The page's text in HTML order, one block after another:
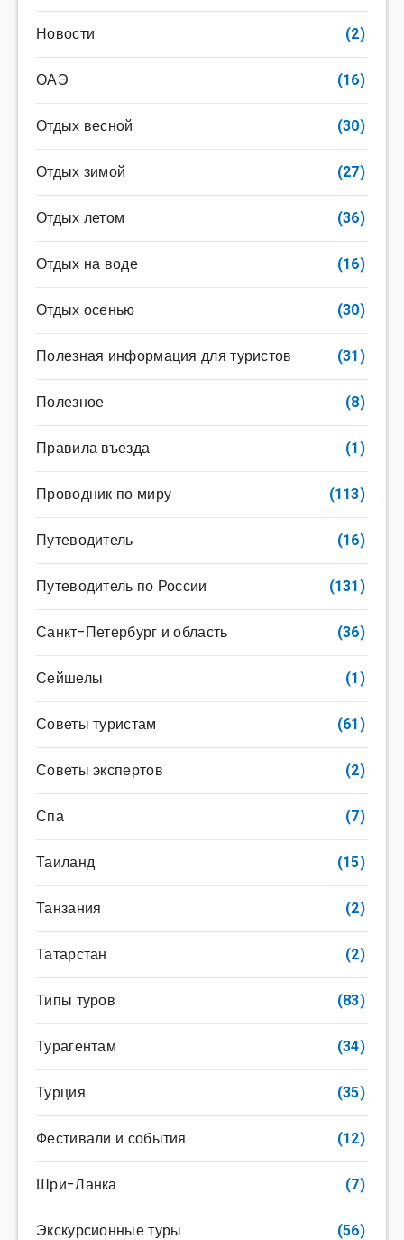
Новости (2)
ОАЭ (16)
Отдых весной (30)
Отдых зимой (27)
Отдых летом (36)
Отдых на воде (16)
Отдых осенью (30)
Полезная информация для туристов (31)
Полезное (8)
Правила въезда (1)
Проводник по миру (113)
Путеводитель (16)
Путеводитель по России (131)
Санкт-Петербург и область (36)
Сейшелы (1)
Советы туристам (61)
Советы экспертов (2)
Спа (7)
Таиланд (15)
Танзания (2)
Татарстан (2)
Типы туров (83)
Турагентам (34)
Турция (35)
Фестивали и события (12)
Шри-Ланка (7)
Экскурсионные туры (56)